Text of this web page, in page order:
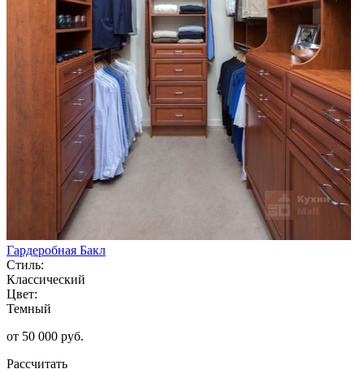
Гардеробная Бакл
Стиль:
Классический
Цвет:
Темный
от 50 000 руб.
Рассчитать